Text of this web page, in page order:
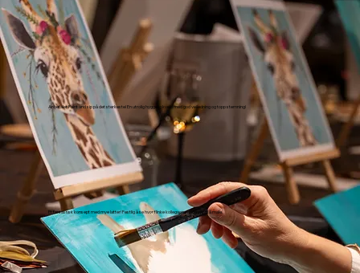
Anbefaler Paint and sip på det sterkeste! En utrolig hyggelig kveld med god veiledning og topp stemning!
Et fantastisk konsept med mye latter! Festlig å se hvor flinke kollegaene mine var til å male.